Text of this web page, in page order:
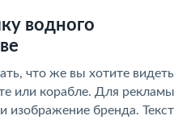
водного
что же вы хотите видеть
или корабле. Для рекламы
изображение бренда. Текст